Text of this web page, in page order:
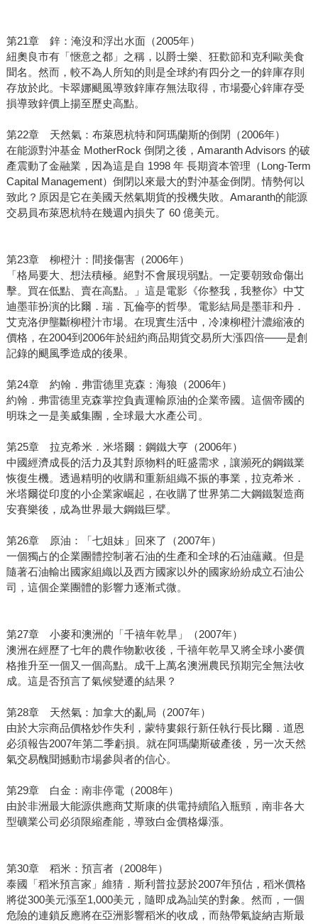
第21章 鋅：淹沒和浮出水面（2005年）
紐奧良市有「愜意之都」之稱，以爵士樂、狂歡節和克利歐美食
聞名。然而，較不為人所知的則是全球約有四分之一的鋅庫存則
存放於此。卡翠娜颶風導致鋅庫存無法取得，市場憂心鋅庫存受
損導致鋅價上揚至歷史高點。
第22章 天然氣：布萊恩杭特和阿瑪蘭斯的倒閉（2006年）
在能源對沖基金 MotherRock 倒閉之後，Amaranth Advisors 的破
產震動了金融業，因為這是自 1998 年 長期資本管理（Long-Term
Capital Management）倒閉以來最大的對沖基金倒閉。情勢何以
致此？原因是它在美國天然氣期貨的投機失敗。Amaranth的能源
交易員布萊恩杭特在幾週內損失了 60 億美元。
第23章 柳橙汁：間接傷害（2006年）
「格局要大、想法積極。絕對不會展現弱點。一定要朝致命傷出
擊。買在低點、賣在高點。」這是電影《你整我，我整你》中艾
迪墨菲扮演的比爾．瑞．瓦倫亭的哲學。電影結局是墨菲和丹．
艾克洛伊壟斷柳橙汁市場。在現實生活中，冷凍柳橙汁濃縮液的
價格，在2004到2006年於紐約商品期貨交易所大漲四倍——是創
記錄的颶風季造成的後果。
第24章 約翰．弗雷德里克森：海狼（2006年）
約翰．弗雷德里克森掌控負責運輸原油的企業帝國。這個帝國的
明珠之一是美威集團，全球最大水產公司。
第25章 拉克希米．米塔爾：鋼鐵大亨（2006年）
中國經濟成長的活力及其對原物料的旺盛需求，讓瀕死的鋼鐵業
恢復生機。透過精明的收購和重新組織不振的事業，拉克希米．
米塔爾從印度的小企業家崛起，在收購了世界第二大鋼鐵製造商
安賽樂後，成為世界最大鋼鐵巨擘。
第26章 原油：「七姐妹」回來了（2007年）
一個獨占的企業團體控制著石油的生產和全球的石油蘊藏。但是
隨著石油輸出國家組織以及西方國家以外的國家紛紛成立石油公
司，這個企業團體的影響力逐漸式微。
第27章 小麥和澳洲的「千禧年乾旱」（2007年）
澳洲在經歷了七年的農作物歉收後，千禧年乾旱又將全球小麥價
格推升至一個又一個高點。成千上萬名澳洲農民預期完全無法收
成。這是否預言了氣候變遷的結果？
第28章 天然氣：加拿大的亂局（2007年）
由於大宗商品價格炒作失利，蒙特婁銀行新任執行長比爾．道恩
必須報告2007年第二季虧損。就在阿瑪蘭斯破產後，另一次天然
氣交易醜聞撼動市場參與者的信心。
第29章 白金：南非停電（2008年）
由於非洲最大能源供應商艾斯康的供電持續陷入瓶頸，南非各大
型礦業公司必須限縮產能，導致白金價格爆漲。
第30章 稻米：預言者（2008年）
泰國「稻米預言家」維猜．斯利普拉瑟於2007年預估，稻米價格
將從300美元漲至1,000美元，隨即成為訕笑的對象。然而，一個
危險的連鎖反應將在亞洲影響稻米的收成，而熱帶氣旋納吉斯最